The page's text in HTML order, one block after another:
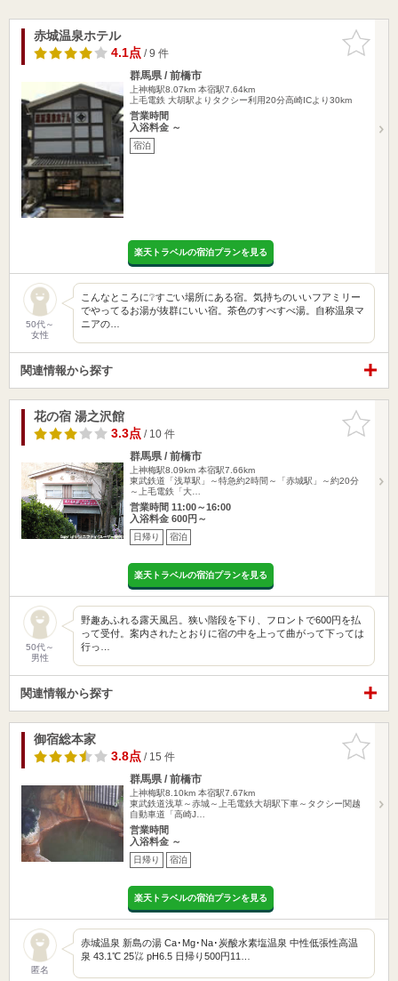
お気に入
りに追加
赤城温泉ホテル
4.1点/ 9 件
群馬県 / 前橋市
上神梅駅8.07km 本宿駅7.64km
上毛電鉄 大胡駅よりタクシー利用20分高崎ICより30km
営業時間
入浴料金 ～
宿泊
楽天トラベルの宿泊プランを見る
50代～
女性
こんなところに❔すごい場所にある宿。気持ちのいいフアミリー
でやってるお湯が抜群にいい宿。茶色のすべすべ湯。自称温泉マ
ニアの…
関連情報から探す
お気に入
りに追加
花の宿 湯之沢館
3.3点/ 10 件
群馬県 / 前橋市
上神梅駅8.09km 本宿駅7.66km
東武鉄道「浅草駅」～特急約2時間～「赤城駅」～約20分
～上毛電鉄「大…
営業時間 11:00～16:00
入浴料金 600円～
日帰り 宿泊
楽天トラベルの宿泊プランを見る
50代～
男性
野趣あふれる露天風呂。狭い階段を下り、フロントで600円を払
って受付。案内されたとおりに宿の中を上って曲がって下っては
行っ…
関連情報から探す
お気に入
りに追加
御宿総本家
3.8点/ 15 件
群馬県 / 前橋市
上神梅駅8.10km 本宿駅7.67km
東武鉄道浅草～赤城～上毛電鉄大胡駅下車～タクシー関越
自動車道「高崎J…
営業時間
入浴料金 ～
日帰り 宿泊
楽天トラベルの宿泊プランを見る
匿名
赤城温泉 新島の湯 Ca･Mg･Na･炭酸水素塩温泉 中性低張性高温
泉 43.1℃ 25㍑ pH6.5 日帰り500円11…